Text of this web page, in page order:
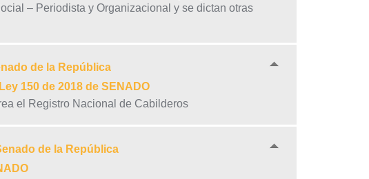
– Periodista y Organizacional y se dictan otras
de la República
150 de 2018 de SENADO
el Registro Nacional de Cabilderos
de la República